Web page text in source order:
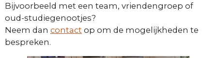
Bijvoorbeeld met een team, vriendengroep of
oud-studiegenootjes?
Neem dan contact op om de mogelijkheden te
bespreken.